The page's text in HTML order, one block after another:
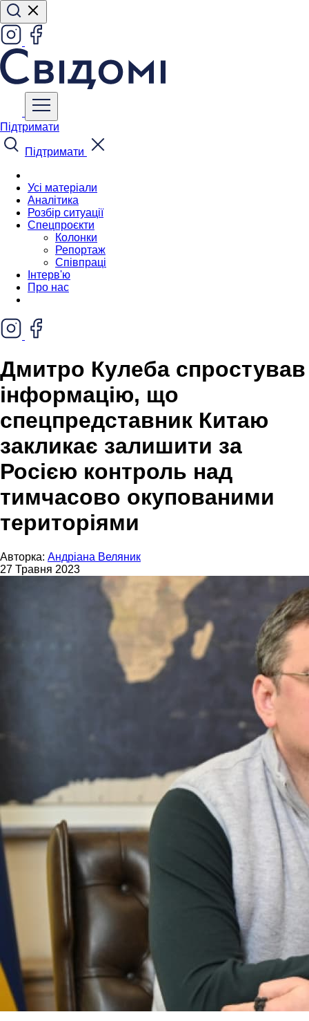
Підтримати
Підтримати
Усі матеріали
Аналітика
Розбір ситуації
Спецпроєкти
Колонки
Репортаж
Співпраці
Інтерв'ю
Про нас
Дмитро Кулеба спростував
інформацію, що
спецпредставник Китаю
закликає залишити за
Росією контроль над
тимчасово окупованими
територіями
Авторка: Андріана Веляник
27 Травня 2023